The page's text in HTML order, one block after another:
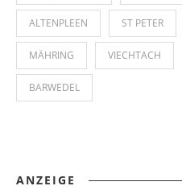
ALTENPLEEN ST PETER
MÄHRING VIECHTACH
BARWEDEL
ANZEIGE